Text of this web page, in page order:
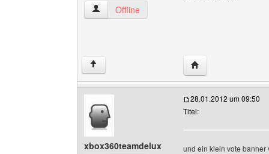
xbox360teamdelux Benutzer-Profile anzeigen
Offline
↑ Website dieses
xbox360teamdelux
28.01.2012 um 09:50
Titel:
und ein klein vote banner